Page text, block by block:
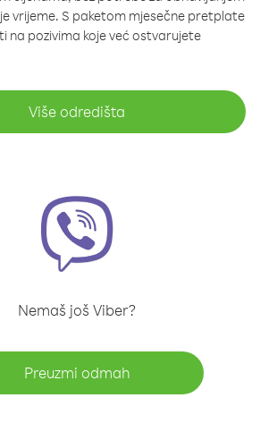
vrijeme. S paketom mjesečne pretplate
na pozivima koje već ostvarujete
Više odredišta
Nemaš još Viber?
Preuzmi odmah